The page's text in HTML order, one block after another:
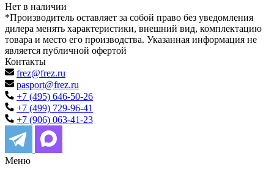
Нет в наличии
*Производитель оставляет за собой право без уведомления
дилера менять характеристики, внешний вид, комплектацию
товара и место его производства. Указанная информация не
является публичной офертой
Контакты
frez@frez.ru
pasport@frez.ru
+7 (495) 646-50-26
+7 (499) 729-96-41
+7 (906) 063-41-23
Меню